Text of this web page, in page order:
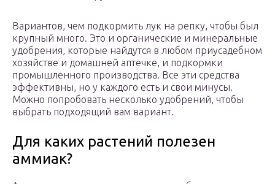
Вариантов, чем подкормить лук на репку, чтобы был
крупный много. Это и органические и минеральные
удобрения, которые найдутся в любом приусадебном
хозяйстве и домашней аптечке, и подкормки
промышленного производства. Все эти средства
эффективны, но у каждого есть и свои минусы.
Можно попробовать несколько удобрений, чтобы
выбрать подходящий вам вариант.
Для каких растений полезен
аммиак?